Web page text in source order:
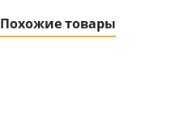
Похожие товары